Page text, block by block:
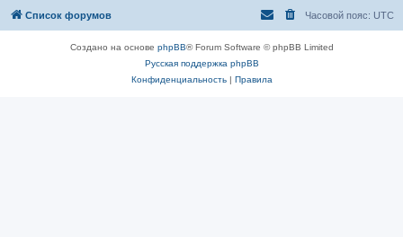
Список форумов Часовой пояс: UTC
Создано на основе phpBB® Forum Software © phpBB Limited
Русская поддержка phpBB
Конфиденциальность| Правила